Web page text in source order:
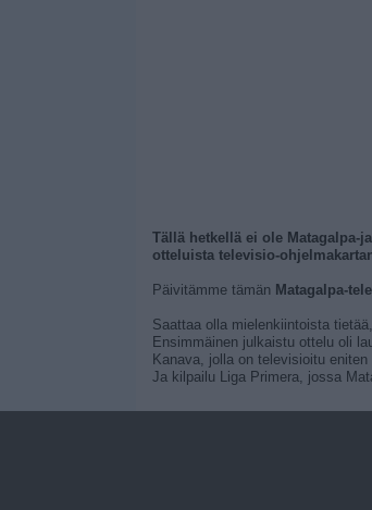
Tällä hetkellä ei ole Matagalpa-
otteluista televisio-
Päivitämme tämän Matagalpa-
Saattaa olla mielenkiintoista
Ensimmäinen julkaistu ottelu oli
Kanava, jolla on televisioitu
Ja kilpailu Liga Primera, jossa